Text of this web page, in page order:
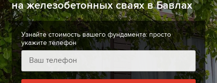
на железобетонных сваях в Бавлах
Узнайте стоимость вашего фундамента: просто
укажите телефон